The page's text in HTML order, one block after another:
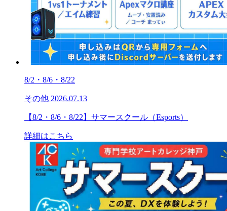
8/2・8/6・8/22
その他 2026.07.13
【8/2・8/6・8/22】サマースクール（Esports）
詳細はこちら